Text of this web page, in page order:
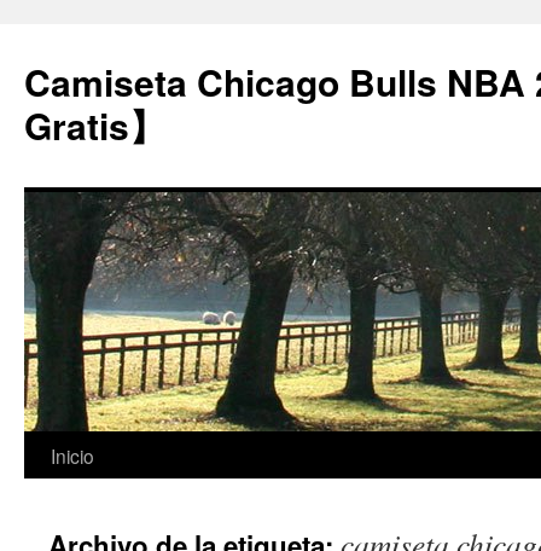
Camiseta Chicago Bulls NBA
Gratis】
Saltar
contenido
Inicio